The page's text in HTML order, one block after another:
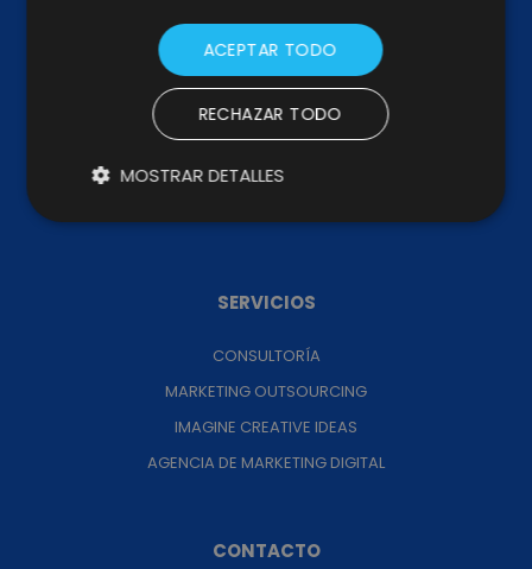
KIT CONSULTING
TRABAJA CON NOSOTROS
CANAL DE DENUNCIAS
CÓDIGO PROVEEDORES
SERVICIOS
CONSULTORÍA
MARKETING OUTSOURCING
IMAGINE CREATIVE IDEAS
AGENCIA DE MARKETING DIGITAL
CONTACTO
ACEPTAR TODO
RECHAZAR TODO
MOSTRAR DETALLES